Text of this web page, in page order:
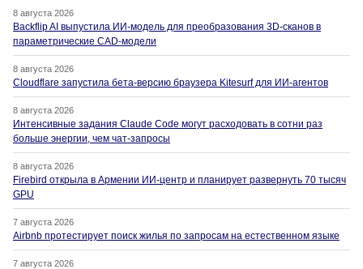
8 августа 2026
Backflip AI выпустила ИИ-модель для преобразования 3D-сканов в
параметрические CAD-модели
8 августа 2026
Cloudflare запустила бета-версию браузера Kitesurf для ИИ-агентов
8 августа 2026
Интенсивные задания Claude Code могут расходовать в сотни раз
больше энергии, чем чат-запросы
8 августа 2026
Firebird открыла в Армении ИИ-центр и планирует развернуть 70 тысяч
GPU
7 августа 2026
Airbnb протестирует поиск жилья по запросам на естественном языке
7 августа 2026